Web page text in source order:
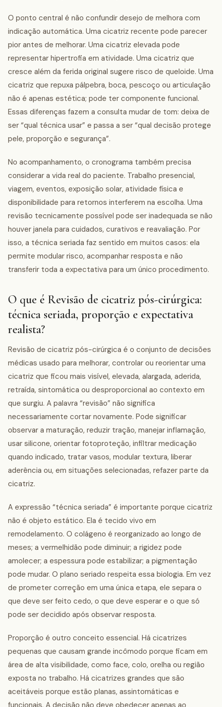
O ponto central é não confundir desejo de melhora com
indicação automática. Uma cicatriz recente pode parecer
pior antes de melhorar. Uma cicatriz elevada pode
representar hipertrofia em atividade. Uma cicatriz que
cresce além da ferida original sugere risco de queloide. Uma
cicatriz que repuxa pálpebra, boca, pescoço ou articulação
não é apenas estética; pode ter componente funcional.
Essas diferenças fazem a consulta mudar de tom: deixa de
ser “qual técnica usar” e passa a ser “qual decisão protege
pele, proporção e segurança”.
No acompanhamento, o cronograma também precisa
considerar a vida real do paciente. Trabalho presencial,
viagem, eventos, exposição solar, atividade física e
disponibilidade para retornos interferem na escolha. Uma
revisão tecnicamente possível pode ser inadequada se não
houver janela para cuidados, curativos e reavaliação. Por
isso, a técnica seriada faz sentido em muitos casos: ela
permite modular risco, acompanhar resposta e não
transferir toda a expectativa para um único procedimento.
O que é Revisão de cicatriz pós-cirúrgica:
técnica seriada, proporção e expectativa
realista?
Revisão de cicatriz pós-cirúrgica é o conjunto de decisões
médicas usado para melhorar, controlar ou reorientar uma
cicatriz que ficou mais visível, elevada, alargada, aderida,
retraída, sintomática ou desproporcional ao contexto em
que surgiu. A palavra “revisão” não significa
necessariamente cortar novamente. Pode significar
observar a maturação, reduzir tração, manejar inflamação,
usar silicone, orientar fotoproteção, infiltrar medicação
quando indicado, tratar vasos, modular textura, liberar
aderência ou, em situações selecionadas, refazer parte da
cicatriz.
A expressão “técnica seriada” é importante porque cicatriz
não é objeto estático. Ela é tecido vivo em
remodelamento. O colágeno é reorganizado ao longo de
meses; a vermelhidão pode diminuir; a rigidez pode
amolecer; a espessura pode estabilizar; a pigmentação
pode mudar. O plano seriado respeita essa biologia. Em vez
de prometer correção em uma única etapa, ele separa o
que deve ser feito cedo, o que deve esperar e o que só
pode ser decidido após observar resposta.
Proporção é outro conceito essencial. Há cicatrizes
pequenas que causam grande incômodo porque ficam em
área de alta visibilidade, como face, colo, orelha ou região
exposta no trabalho. Há cicatrizes grandes que são
aceitáveis porque estão planas, assintomáticas e
funcionais. A decisão não deve obedecer apenas ao